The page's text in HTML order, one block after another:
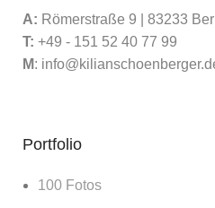
A: Römerstraße 9 | 83233
T: +49 - 151 52 40 77 99
M:
Portfolio
100 Fotos